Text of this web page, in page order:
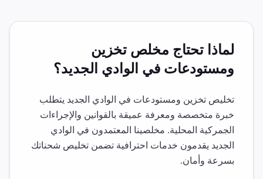
لماذا تحتاج مخلص تخزين
ومستودعات في الوادي الجديد؟
تخليص تخزين ومستودعات في الوادي الجديد يتطلب
خبرة متخصصة ومعرفة عميقة بالقوانين والإجراءات
الجمركية المحلية. مخلصينا المعتمدون في الوادي
الجديد يقدمون خدمات احترافية تضمن تخليص شحناتك
بسرعة وأمان.